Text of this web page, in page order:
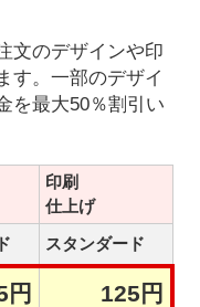
文のデザインや印
す。一部のデザイ
を最大50％割引い
印刷
仕上げ
スタンダード
円 125円